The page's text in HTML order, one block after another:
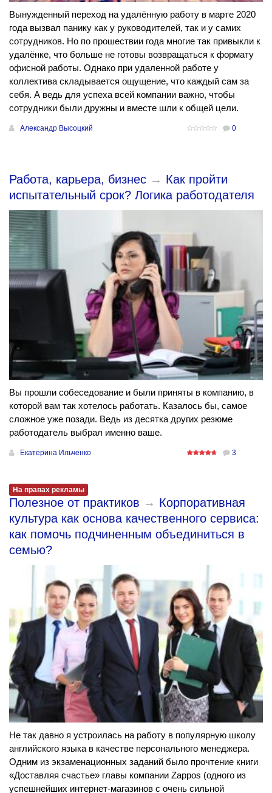
Вынужденный переход на удалённую работу в марте 2020
года вызвал панику как у руководителей, так и у самих
сотрудников. Но по прошествии года многие так привыкли к
удалёнке, что больше не готовы возвращаться к формату
офисной работы. Однако при удаленной работе у
коллектива складывается ощущение, что каждый сам за
себя. А ведь для успеха всей компании важно, чтобы
сотрудники были дружны и вместе шли к общей цели.
Александр Высоцкий 0
Работа, карьера, бизнес → Как пройти
испытательный срок? Логика работодателя
Вы прошли собеседование и были приняты в компанию, в
которой вам так хотелось работать. Казалось бы, самое
сложное уже позади. Ведь из десятка других резюме
работодатель выбрал именно ваше.
Екатерина Ильченко 3
На правах рекламы
Полезное от практиков → Корпоративная
культура как основа качественного сервиса:
как помочь подчиненным объединиться в
семью?
Не так давно я устроилась на работу в популярную школу
английского языка в качестве персонального менеджера.
Одним из экзаменационных заданий было прочтение книги
«Доставляя счастье» главы компании Zappos (одного из
успешнейших интернет-магазинов с очень сильной